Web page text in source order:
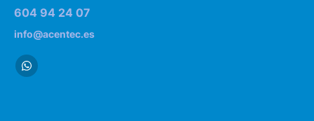
604 94 24 07
info@acentec.es